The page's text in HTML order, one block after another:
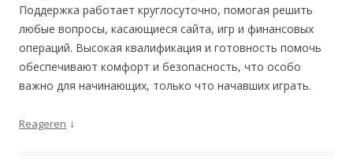
Поддержка работает круглосуточно, помогая решить
любые вопросы, касающиеся сайта, игр и финансовых
операций. Высокая квалификация и готовность помочь
обеспечивают комфорт и безопасность, что особо
важно для начинающих, только что начавших играть.
Reageren ↓